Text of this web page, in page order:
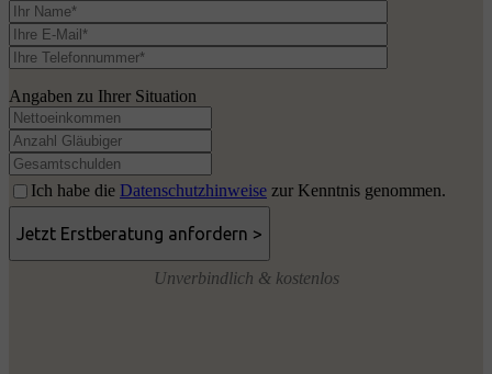
Angaben zu Ihrer Situation
Ich habe die Datenschutzhinweise zur Kenntnis genommen.
Unverbindlich & kostenlos